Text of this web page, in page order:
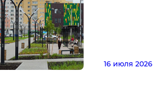
16 июля 2026